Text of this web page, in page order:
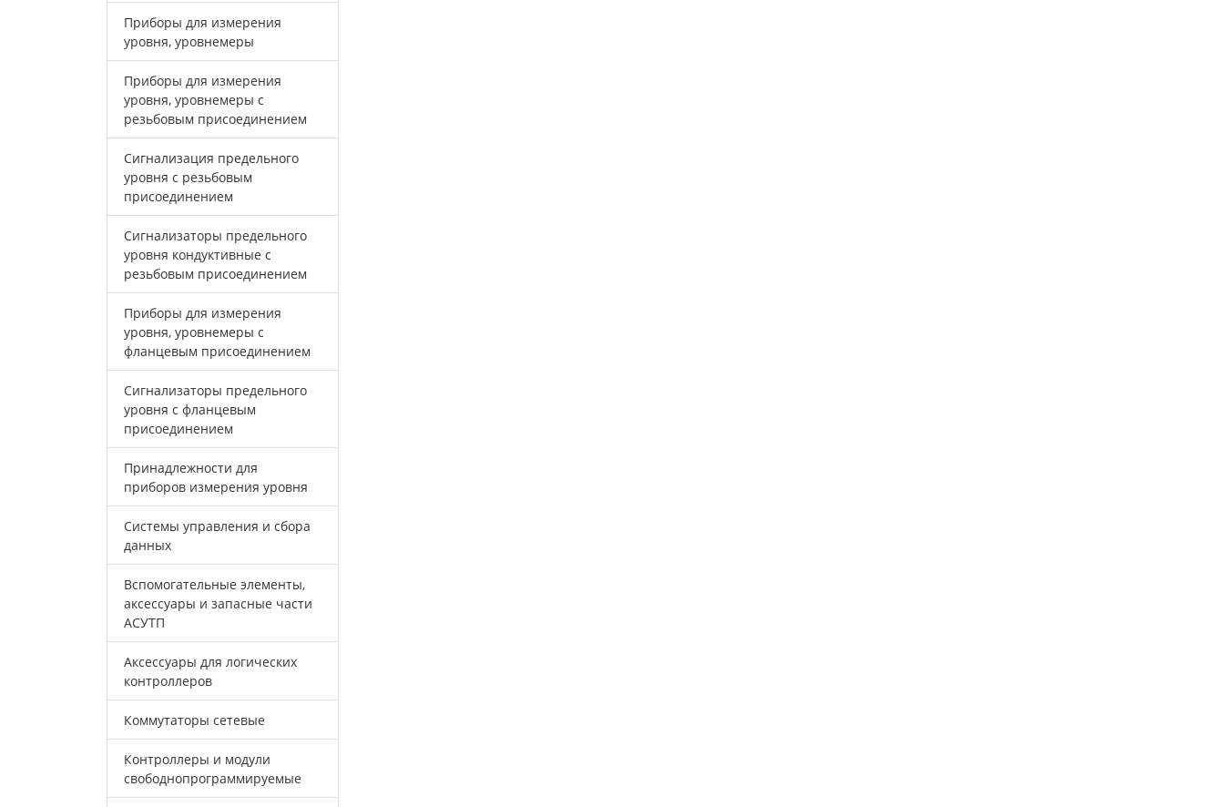
Приборы для измерения
уровня, уровнемеры
Приборы для измерения
уровня, уровнемеры с
резьбовым присоединением
Сигнализация предельного
уровня с резьбовым
присоединением
Сигнализаторы предельного
уровня кондуктивные с
резьбовым присоединением
Приборы для измерения
уровня, уровнемеры с
фланцевым присоединением
Сигнализаторы предельного
уровня с фланцевым
присоединением
Принадлежности для
приборов измерения уровня
Системы управления и сбора
данных
Вспомогательные элементы,
аксессуары и запасные части
АСУТП
Аксессуары для логических
контроллеров
Коммутаторы сетевые
Контроллеры и модули
свободнопрограммируемые